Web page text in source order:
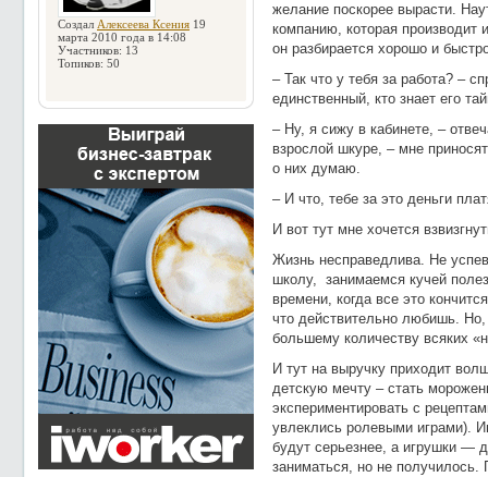
Создал Алексеева Ксения 19
марта 2010 года в 14:08
Участников: 13
Топиков: 50
желание поскорее вырасти.
компанию, которая производит
он разбирается хорошо и
– Так что у тебя за работа? –
единственный, кто знает его
– Ну, я сижу в кабинете, –
взрослой шкуре, – мне
о них думаю.
– И что, тебе за это деньги
И вот тут мне хочется
Жизнь несправедлива. Не
школу, занимаемся кучей
времени, когда все это
что действительно любишь.
большему количеству всяких
И тут на выручку приходит
детскую мечту – стать
экспериментировать с
увлеклись ролевыми играми).
будут серьезнее, а игрушки —
заниматься, но не